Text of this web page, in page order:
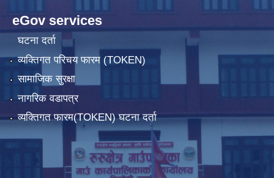
eGov services
घटना दर्ता
व्यक्तिगत परिचय फारम (TOKEN)
सामाजिक सुरक्षा
नागरिक वडापत्र
व्यक्तिगत फारम(TOKEN) घटना दर्ता